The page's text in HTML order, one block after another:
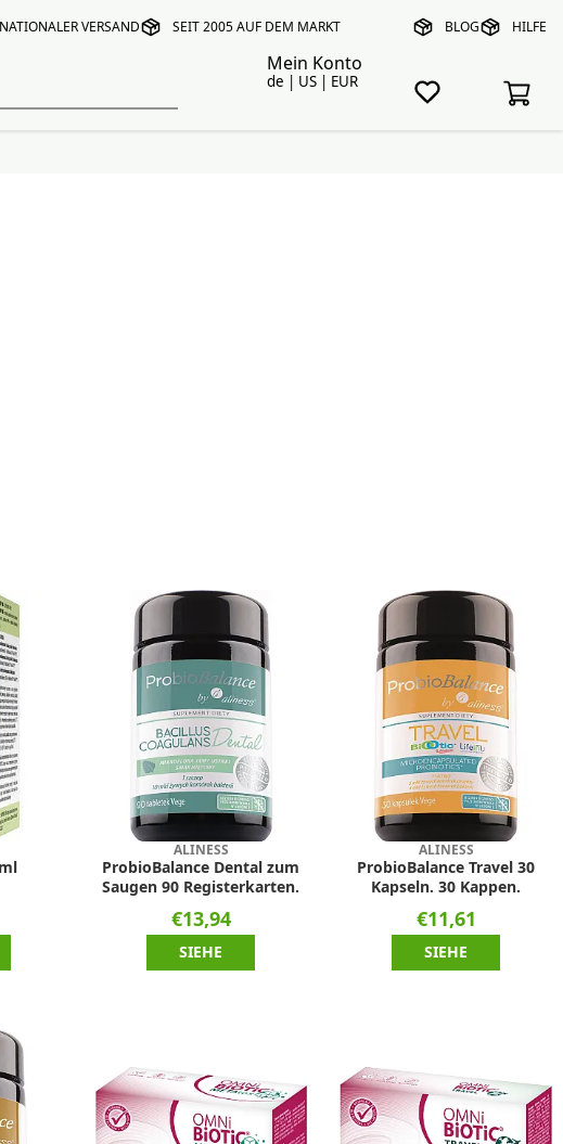
VERSAND SEIT 2005 AUF DEM MARKT BLOG HILFE
Mein Konto
de | US | EUR
ALINESS
ProbioBalance Dental zum
Saugen 90 Registerkarten.
€13,94
SIEHE
ALINESS
ProbioBalance Travel 30
Kapseln. 30 Kappen.
€11,61
SIEHE